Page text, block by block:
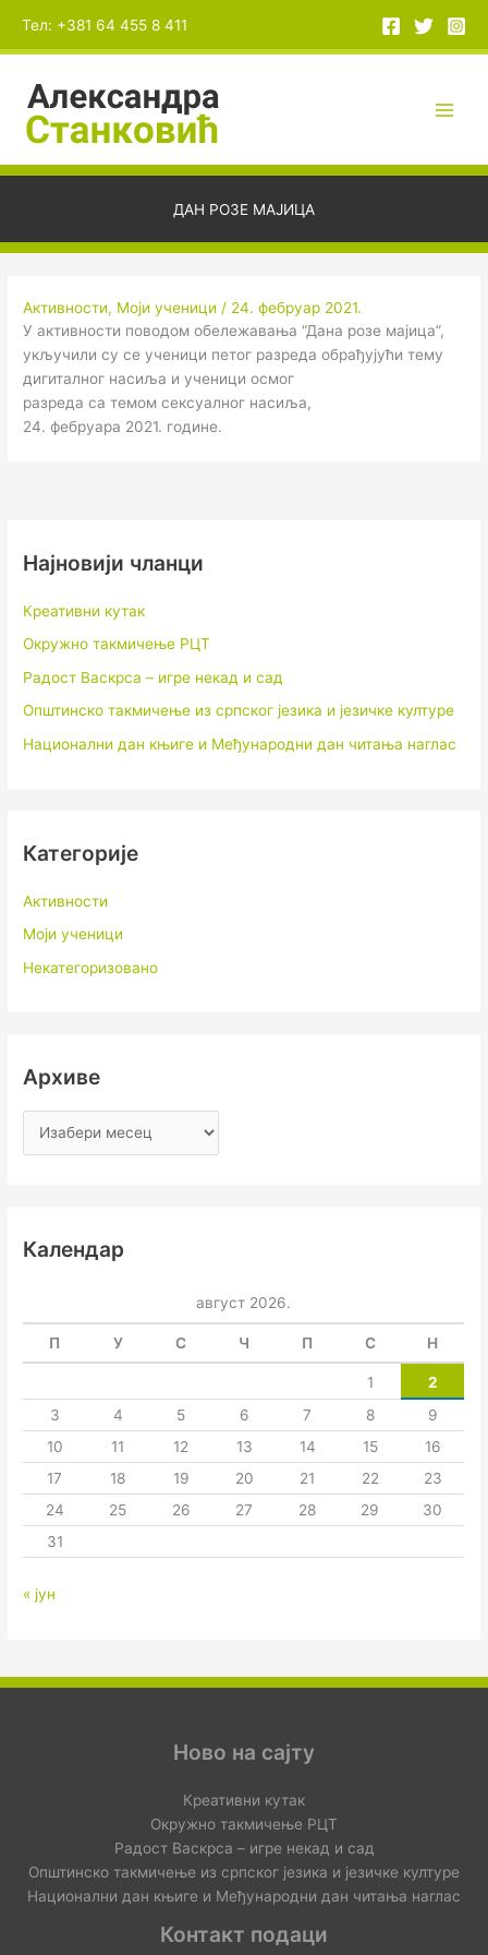
садржај
Тел: +381 64 455 8 411
ДАН РОЗЕ МАЈИЦА
Активности, Моји ученици / 24. фебруар 2021.
У активности поводом обележавања “Дана розе мајица”,
укључили су се ученици петог разреда обрађујући тему
дигиталног насиља и ученици осмог
разреда са темом сексуалног насиља,
24. фебруара 2021. године.
Најновији чланци
Креативни кутак
Окружно такмичење РЦТ
Радост Васкрса – игре некад и сад
Општинско такмичење из српског језика и језичке културе
Национални дан књиге и Међународни дан читања наглас
Категорије
Активности
Моји ученици
Некатегоризовано
Архиве
и
в
Календар
август 2026.
П У С Ч П С Н
1
2
3
4 5 6 7 8
9
10
11 12 13 14 15
16
17
18 19 20 21 22
23
24
25 26 27 28 29
30
31
« јун
Ново на сајту
Креативни кутак
Окружно такмичење РЦТ
Радост Васкрса – игре некад и сад
Општинско такмичење из српског језика и језичке културе
Национални дан књиге и Међународни дан читања наглас
Контакт подаци